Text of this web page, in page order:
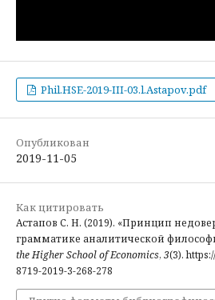
Phil.HSE-2019-III-03.l.Astapov.pdf
Опубликован
2019-11-05
Как цитировать
Астапов С. Н. (2019). «Принцип
грамматике аналитической
the Higher School of Economics, 3(3).
8719-2019-3-268-278